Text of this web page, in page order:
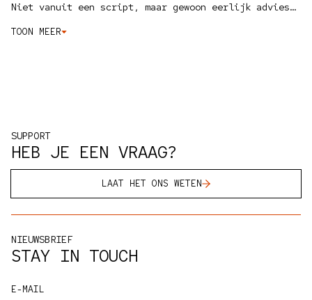
Niet vanuit een script, maar gewoon eerlijk advies
helpen we je met onze
Als je onze producten zelf wilt zien, proeven of
testen, dan ben je altijd welkom in de
Studio
, met een kopje koffie erbij natuurlijk.
TOON MEER
SUPPORT
HEB JE EEN VRAAG?
LAAT HET ONS WETEN
NIEUWSBRIEF
STAY IN TOUCH
E-MAIL